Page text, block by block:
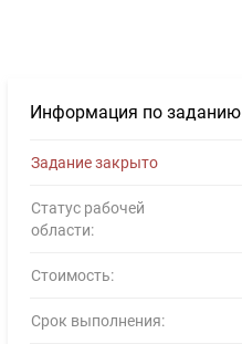
Информация по заданию
Задание закрыто
Статус рабочей
области:
Стоимость:
Срок выполнения: